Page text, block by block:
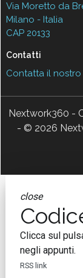
Via Moretto da
Milano - Italia
CAP 20133
Contatti
Contatta il
Nextwork360 -
- © 2026
close
Clicca sul
negli appunti.
RSS link